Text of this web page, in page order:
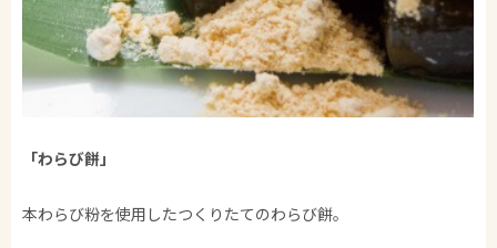
「わらび餅」
本わらび粉を使用したつくりたてのわらび餅。